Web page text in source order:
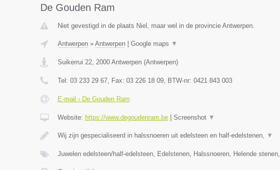
De Gouden Ram
Niet gevestigd in de plaats Niel, maar wel in de provincie Antwerpen.
Antwerpen» Antwerpen| Google maps ▼
Suikerrui 22, 2000 Antwerpen(Antwerpen)
Tel: 03 233 29 67, Fax: 03 226 18 09, BTW-nr: 0421 843 003
E-mail › De Gouden Ram
Website: https://www.degoudenram.be| Screenshot ▼
Wij zijn gespecialiseerd in halssnoeren uit edelsteen en half-edelstenen, ▼
Juwelen edelsteen/half-edelsteen, Edelstenen, Halssnoeren, Helende stenen,